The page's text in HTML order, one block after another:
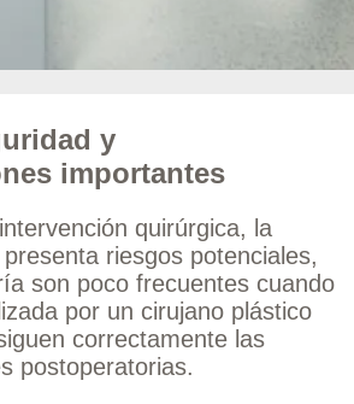
y
importantes
quirúrgica, la
riesgos potenciales,
son poco frecuentes cuando
por un cirujano plástico
correctamente las
postoperatorias.